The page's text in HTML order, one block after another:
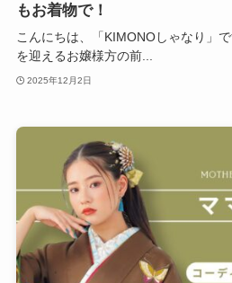
もお着物で！
こんにちは、「KIMONOしゃなり」
を迎えるお嬢様方の前...
2025年12月2日